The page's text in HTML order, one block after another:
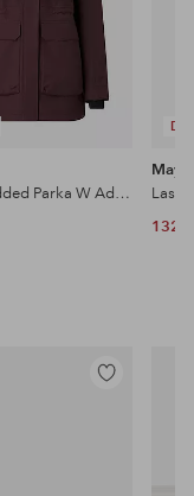
Parkas Padded Parka W Adjustable Waist
132
Lägg